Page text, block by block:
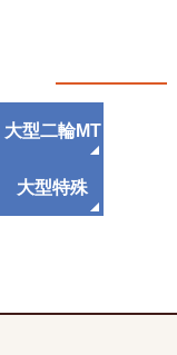
大型二輪MT
大型特殊